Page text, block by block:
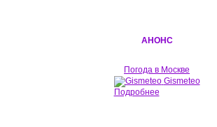
АНОНС
Погода в Москве
Gismeteo
Подробнее